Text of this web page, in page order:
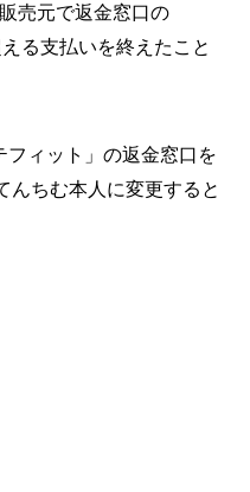
売元で返金窓口の
る支払いを終えたこと
フィット」の返金窓口を
んちむ本人に変更すると